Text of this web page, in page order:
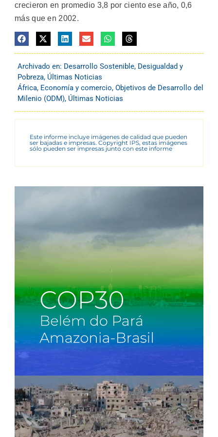
crecieron en promedio 3,8 por ciento ese año, 0,6
más que en 2002.
Archivado en: Desarrollo Sostenible, Desigualdad y
Pobreza, Últimas Noticias
África, Economía y comercio, Objetivos de Desarrollo del
Milenio (ODM), Últimas Noticias
Este informe incluye imágenes de calidad que pueden
ser bajadas e impresas. Copyright IPS, estas imágenes
sólo pueden ser impresas junto con este informe